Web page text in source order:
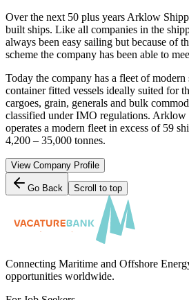
Over the next 50 plus years Arklow
built ships. Like all companies in the
always been easy sailing but because of
scheme the company has been able to
Today the company has a fleet of
container fitted vessels ideally suited for
cargoes, grain, generals and bulk
classified under IMO regulations.
operates a modern fleet in excess of 59
4,200 – 35,000 tonnes.
View Company Profile
Go Back Scroll to top
Connecting Maritime and Offshore
opportunities worldwide.